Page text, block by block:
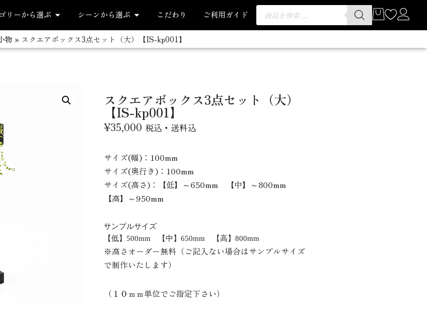
リーから選ぶ シーンから選ぶ こだわり ご利用ガイド
物 » スクエアボックス3点セット（大）【IS-kp001】
スクエアボックス3点セット（大）
【IS-kp001】
¥35,000 税込・送料込
サイズ(幅)：100mm
サイズ(奥行き)：100mm
サイズ(高さ)：【低】 ～650mm 【中】～800mm
【高】～950mm
サンプルサイズ
【低】500mm 【中】650mm 【高】800mm
※高さオーダー無料（ご記入ない場合はサンプルサイズ
で制作いたします）
（１０ｍｍ単位でご指定下さい）